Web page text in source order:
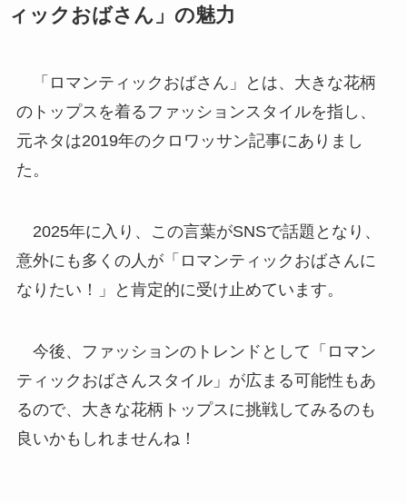
ィックおばさん」の魅力
「ロマンティックおばさん」とは、大きな花柄
のトップスを着るファッションスタイルを指し、
元ネタは2019年のクロワッサン記事にありまし
た。
2025年に入り、この言葉がSNSで話題となり、
意外にも多くの人が「ロマンティックおばさんに
なりたい！」と肯定的に受け止めています。
今後、ファッションのトレンドとして「ロマン
ティックおばさんスタイル」が広まる可能性もあ
るので、大きな花柄トップスに挑戦してみるのも
良いかもしれませんね！